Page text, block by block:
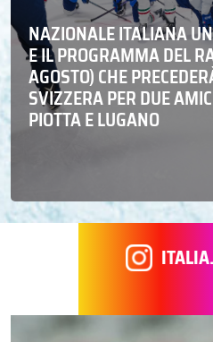
NAZIONALE ITALIANA
E IL PROGRAMMA DEL
AGOSTO) CHE
SVIZZERA PER DUE
PIOTTA E LUGANO